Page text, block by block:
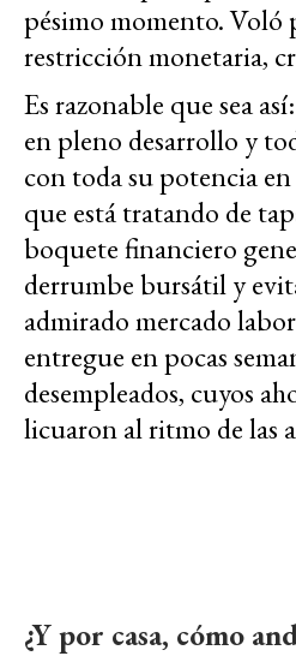
pésimo momento. Voló
restricción monetaria,
Es razonable que sea
en pleno desarrollo y
con toda su potencia
que está tratando de
boquete financiero
derrumbe bursátil y
admirado mercado
entregue en pocas
desempleados, cuyos
licuaron al ritmo de las
¿Y por casa, cómo